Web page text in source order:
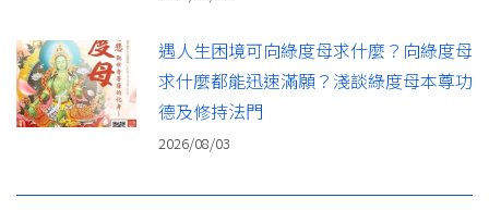
遇人生困境可向綠度母求什麼？向綠度母
求什麼都能迅速滿願？淺談綠度母本尊功
德及修持法門
2026/08/03